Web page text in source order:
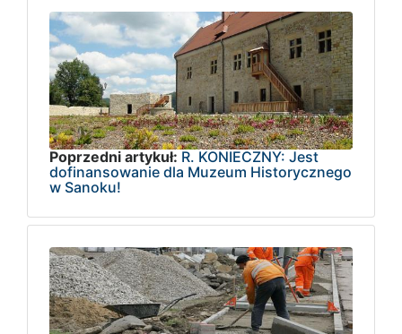
Poprzedni artykuł: R. KONIECZNY: Jest
dofinansowanie dla Muzeum Historycznego
w Sanoku!